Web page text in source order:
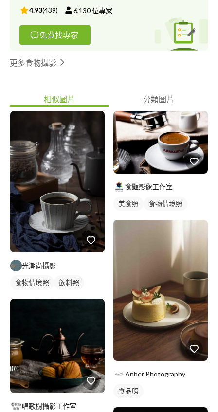
4.93(439) 6,130位專家
免費找專家
更多食物攝影
相似圖片 分類圖片
光潮尚攝影
食物情境照 飲料照
唱歌樹攝影工作室
食豔影像工作室
美食照 食物情境照
Anber Photography
食品照